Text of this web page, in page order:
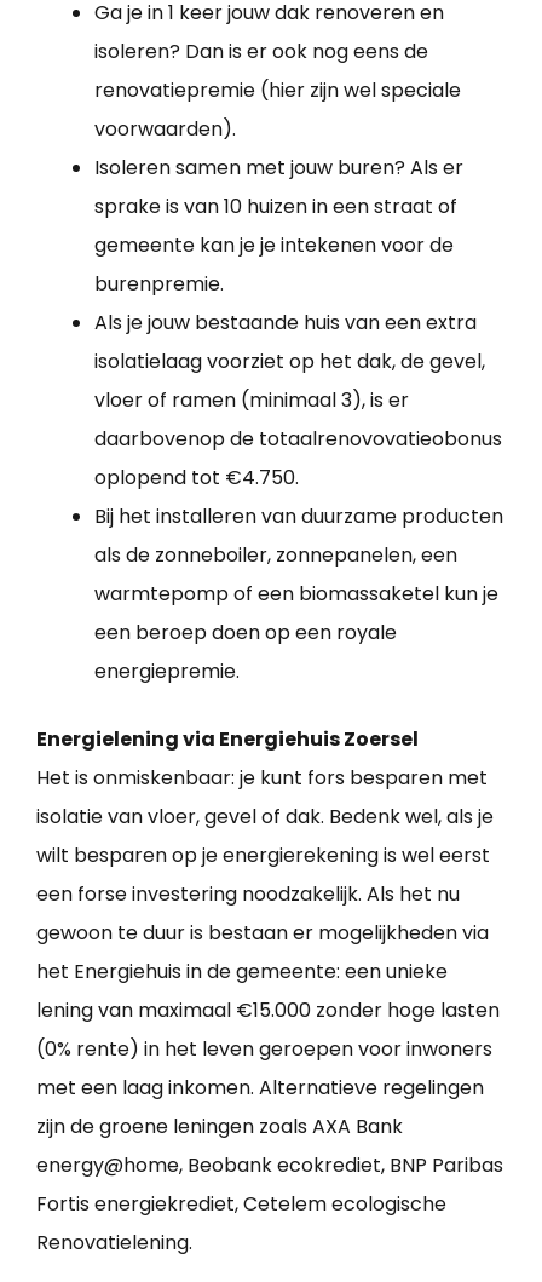
Ga je in 1 keer jouw dak renoveren en
isoleren? Dan is er ook nog eens de
renovatiepremie (hier zijn wel speciale
voorwaarden).
Isoleren samen met jouw buren? Als er
sprake is van 10 huizen in een straat of
gemeente kan je je intekenen voor de
burenpremie.
Als je jouw bestaande huis van een extra
isolatielaag voorziet op het dak, de gevel,
vloer of ramen (minimaal 3), is er
daarbovenop de totaalrenovovatieobonus
oplopend tot €4.750.
Bij het installeren van duurzame producten
als de zonneboiler, zonnepanelen, een
warmtepomp of een biomassaketel kun je
een beroep doen op een royale
energiepremie.
Energielening via Energiehuis Zoersel
Het is onmiskenbaar: je kunt fors besparen met
isolatie van vloer, gevel of dak. Bedenk wel, als je
wilt besparen op je energierekening is wel eerst
een forse investering noodzakelijk. Als het nu
gewoon te duur is bestaan er mogelijkheden via
het Energiehuis in de gemeente: een unieke
lening van maximaal €15.000 zonder hoge lasten
(0% rente) in het leven geroepen voor inwoners
met een laag inkomen. Alternatieve regelingen
zijn de groene leningen zoals AXA Bank
energy@home, Beobank ecokrediet, BNP Paribas
Fortis energiekrediet, Cetelem ecologische
Renovatielening.